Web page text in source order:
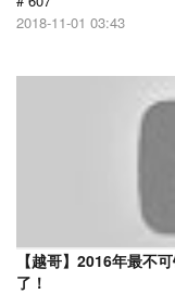
2018-11-01 03:43
【越哥】2016年最不
了！